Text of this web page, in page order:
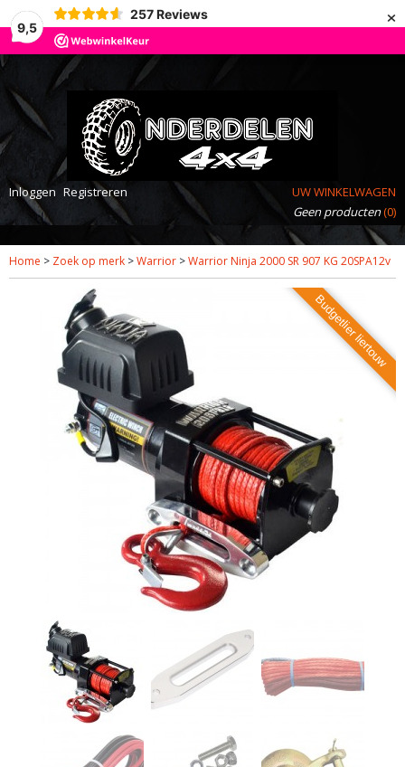
9,5
257 Reviews ×
Inloggen Registreren
UW WINKELWAGEN
Geen producten(0)
Home > Zoek op merk >Warrior >Warrior Ninja 2000 SR 907 KG 20SPA12v
Budgetlier liertouw